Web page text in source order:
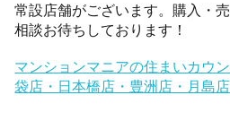
常設店舗がございます。購入・
相談お待ちしております！
マンションマニアの住まいカウ
袋店・日本橋店・豊洲店・月島